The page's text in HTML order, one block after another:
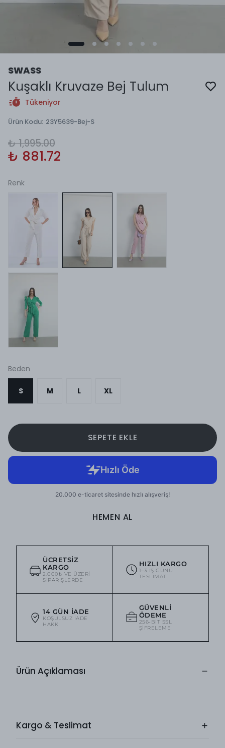
SWASS
Kuşaklı Kruvaze Bej Tulum
Tükeniyor
Ürün Kodu: 23Y5639-Bej-S
₺ 1,995.00
₺ 881.72
Renk
Beden
S M L XL
SEPETE EKLE
HEMEN AL
ÜCRETSIZ
KARGO
2.000₺ VE ÜZERI
SIPARIŞLERDE
HIZLI KARGO
1–3 IŞ GÜNÜ
TESLIMAT
14 GÜN İADE
KOŞULSUZ IADE
HAKKI
GÜVENLI
ÖDEME
256-BIT SSL
ŞIFRELEME
Ürün Açıklaması
Kargo & Teslimat